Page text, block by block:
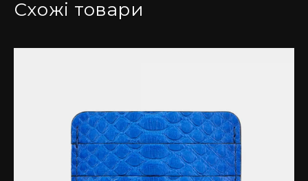
Схожі товари